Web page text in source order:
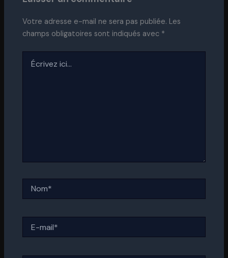
Votre adresse e-mail ne sera pas publiée. Les
champs obligatoires sont indiqués avec *
ici…
mail*